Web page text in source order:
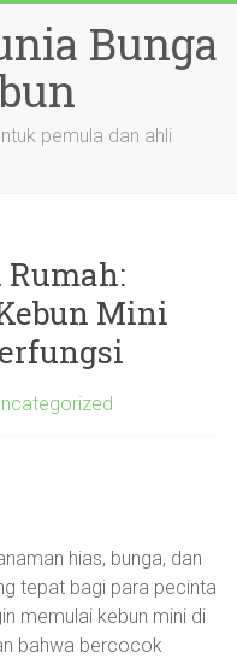
Bunga
pemula dan ahli
Mini
hias, bunga, dan
tepat bagi para pecinta
memulai kebun mini di
bahwa bercocok